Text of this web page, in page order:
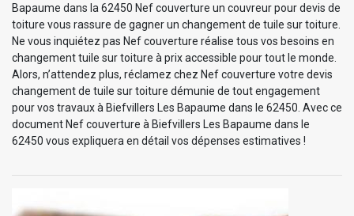
Bapaume dans la 62450 Nef couverture un couvreur pour devis de
toiture vous rassure de gagner un changement de tuile sur toiture.
Ne vous inquiétez pas Nef couverture réalise tous vos besoins en
changement tuile sur toiture à prix accessible pour tout le monde.
Alors, n’attendez plus, réclamez chez Nef couverture votre devis
changement de tuile sur toiture démunie de tout engagement
pour vos travaux à Biefvillers Les Bapaume dans le 62450. Avec ce
document Nef couverture à Biefvillers Les Bapaume dans le
62450 vous expliquera en détail vos dépenses estimatives !